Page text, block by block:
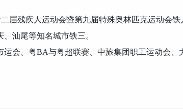
届残疾人运动会暨第九届特殊奥林匹克运动会铁
汕尾等知名城市铁三。
运会、粤BA与粤超联赛、中旅集团职工运动会、